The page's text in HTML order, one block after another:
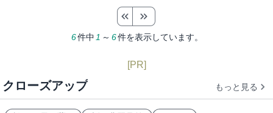
6件中 1 ～ 6件を表示しています。
[PR]
クローズアップ もっと見る